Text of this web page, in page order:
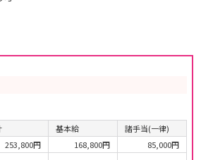
基本給
諸手当(一律)
253,800円 168,800円
85,000円